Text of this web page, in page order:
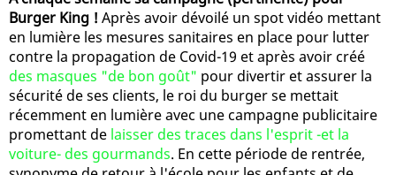
Burger King ! Après avoir dévoilé un spot vidéo mettant
en lumière les mesures sanitaires en place pour lutter
contre la propagation de Covid-19 et après avoir créé
des masques "de bon goût" pour divertir et assurer la
sécurité de ses clients, le roi du burger se mettait
récemment en lumière avec une campagne publicitaire
promettant de laisser des traces dans l'esprit -et la
voiture- des gourmands. En cette période de rentrée,